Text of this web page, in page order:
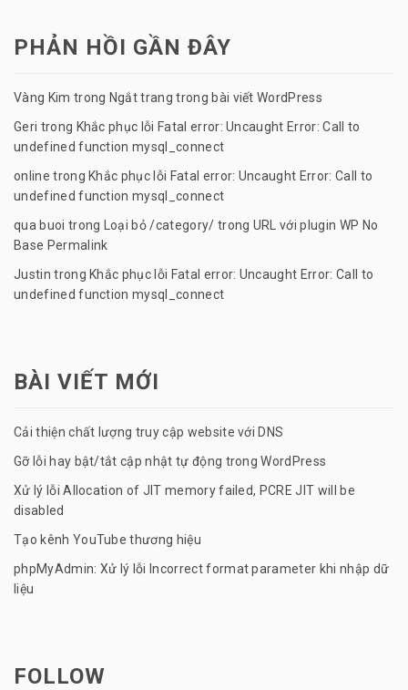
PHẢN HỒI GẦN ĐÂY
Vàng Kim trong Ngắt trang trong bài viết WordPress
Geri trong Khắc phục lỗi Fatal error: Uncaught Error: Call to
undefined function mysql_connect
online trong Khắc phục lỗi Fatal error: Uncaught Error: Call to
undefined function mysql_connect
qua buoi trong Loại bỏ /category/ trong URL với plugin WP No
Base Permalink
Justin trong Khắc phục lỗi Fatal error: Uncaught Error: Call to
undefined function mysql_connect
BÀI VIẾT MỚI
Cải thiện chất lượng truy cập website với DNS
Gỡ lỗi hay bật/tắt cập nhật tự động trong WordPress
Xử lý lỗi Allocation of JIT memory failed, PCRE JIT will be
disabled
Tạo kênh YouTube thương hiệu
phpMyAdmin: Xử lý lỗi Incorrect format parameter khi nhập dữ
liệu
FOLLOW